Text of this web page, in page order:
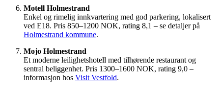
Motell Holmestrand
Enkel og rimelig innkvartering med god parkering, lokalisert
ved E18. Pris 850–1200 NOK, rating 8,1 – se detaljer på
Holmestrand kommune.
Mojo Holmestrand
Et moderne leilighetshotell med tilhørende restaurant og
sentral beliggenhet. Pris 1300–1600 NOK, rating 9,0 –
informasjon hos Visit Vestfold.